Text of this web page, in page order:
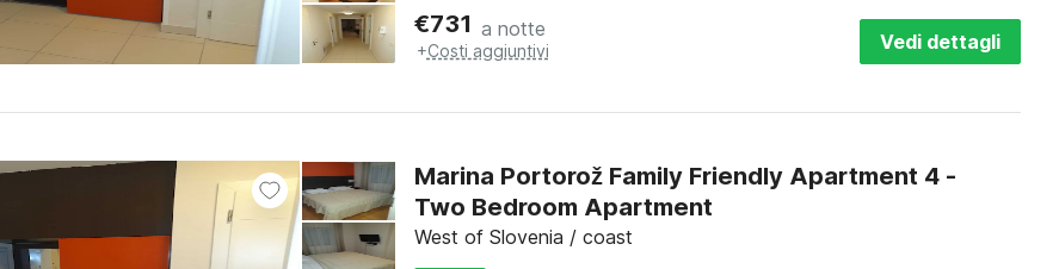
€731 a notte
+Costi aggiuntivi Vedi dettagli
Marina Portorož Family Friendly Apartment 4 -
Two Bedroom Apartment
West of Slovenia / coast